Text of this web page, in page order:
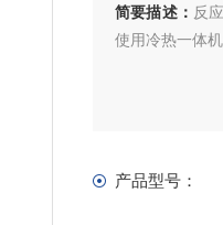
简要描述： 反
使用冷热一体
产品型号：